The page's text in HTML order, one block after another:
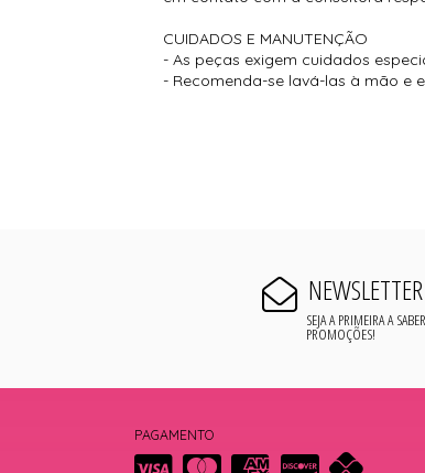
CUIDADOS E MANUTENÇÃO
- As peças exigem cuidados
- Recomenda-se lavá-las à mão e
NEWSLETTER
SEJA A PRIMEIRA A
PROMOÇÕES!
PAGAMENTO